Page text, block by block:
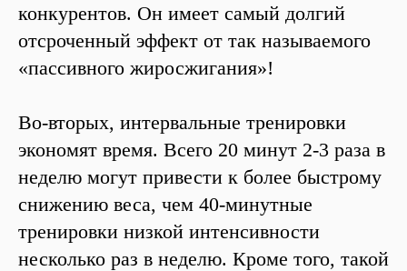
конкурентов. Он имеет самый долгий
отсроченный эффект от так называемого
«пассивного жиросжигания»!
Во-вторых, интервальные тренировки
экономят время. Всего 20 минут 2-3 раза в
неделю могут привести к более быстрому
снижению веса, чем 40-минутные
тренировки низкой интенсивности
несколько раз в неделю. Кроме того, такой